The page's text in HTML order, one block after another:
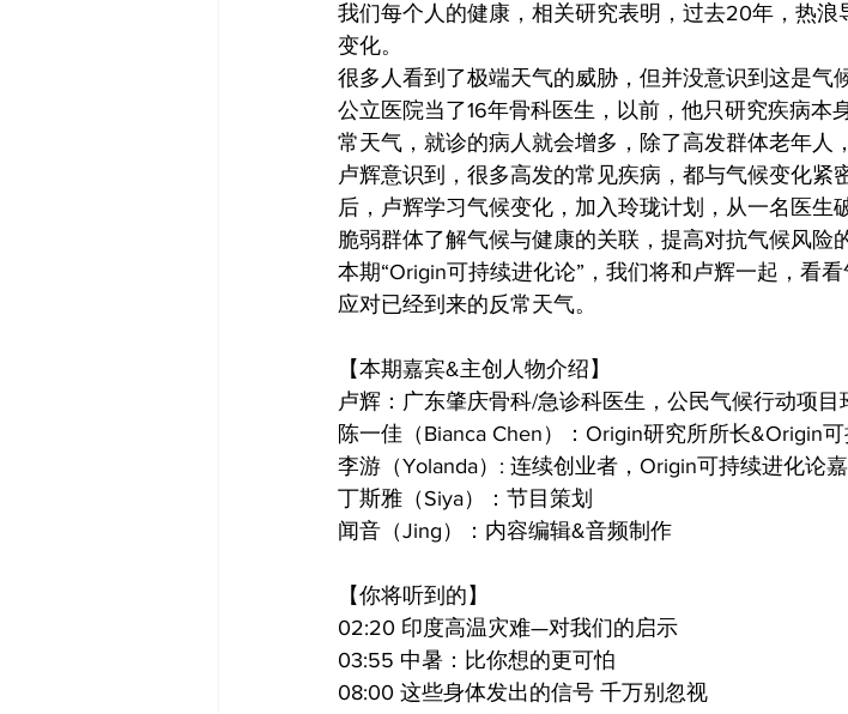
我们每个人的健康，相关研究表明，过去20年，热
变化。
很多人看到了极端天气的威胁，但并没意识到这是气
公立医院当了16年骨科医生，以前，他只研究疾病本
常天气，就诊的病人就会增多，除了高发群体老年人
卢辉意识到，很多高发的常见疾病，都与气候变化紧
后，卢辉学习气候变化，加入玲珑计划，从一名医生
脆弱群体了解气候与健康的关联，提高对抗气候风险
本期“Origin可持续进化论”，我们将和卢辉一起，看
应对已经到来的反常天气。
【本期嘉宾&主创人物介绍】
卢辉：广东肇庆骨科/急诊科医生，公民气候行动项目
陈一佳（Bianca Chen）：Origin研究所所长&Origin
李游（Yolanda）: 连续创业者，Origin可持续进化论
丁斯雅（Siya）：节目策划
闻音（Jing）：内容编辑&音频制作
【你将听到的】
02:20 印度高温灾难—对我们的启示
03:55 中暑：比你想的更可怕
08:00 这些身体发出的信号 千万别忽视